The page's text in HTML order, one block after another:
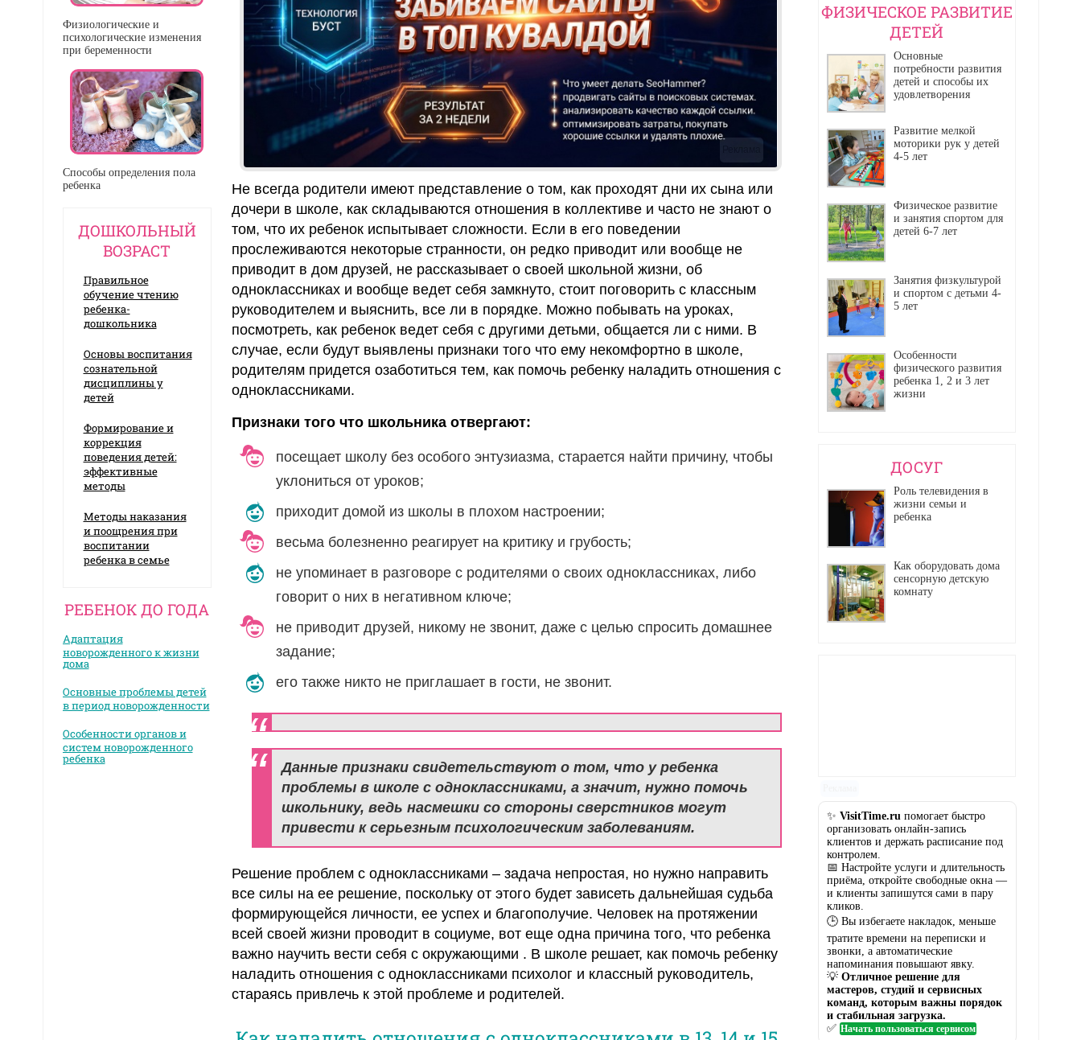
Физиологические и
психологические изменения
при беременности
Способы определения пола
ребенка
ДОШКОЛЬНЫЙ
ВОЗРАСТ
Правильное
обучение чтению
ребенка-
дошкольника
Основы воспитания
сознательной
дисциплины у
детей
Формирование и
коррекция
поведения детей:
эффективные
методы
Методы наказания
и поощрения при
воспитании
ребенка в семье
РЕБЕНОК ДО ГОДА
Адаптация
новорожденного к жизни
дома
Основные проблемы детей
в период новорожденности
Особенности органов и
систем новорожденного
ребенка
Не всегда родители имеют представление о том, как проходят дни их сына или
дочери в школе, как складываются отношения в коллективе и часто не знают о
том, что их ребенок испытывает сложности. Если в его поведении
прослеживаются некоторые странности, он редко приводит или вообще не
приводит в дом друзей, не рассказывает о своей школьной жизни, об
одноклассниках и вообще ведет себя замкнуто, стоит поговорить с классным
руководителем и выяснить, все ли в порядке. Можно побывать на уроках,
посмотреть, как ребенок ведет себя с другими детьми, общается ли с ними. В
случае, если будут выявлены признаки того что ему некомфортно в школе,
родителям придется озаботиться тем, как помочь ребенку наладить отношения с
одноклассниками.
Признаки того что школьника отвергают:
посещает школу без особого энтузиазма, старается найти причину, чтобы
уклониться от уроков;
приходит домой из школы в плохом настроении;
весьма болезненно реагирует на критику и грубость;
не упоминает в разговоре с родителями о своих одноклассниках, либо
говорит о них в негативном ключе;
не приводит друзей, никому не звонит, даже с целью спросить домашнее
задание;
его также никто не приглашает в гости, не звонит.
Данные признаки свидетельствуют о том, что у ребенка
проблемы в школе с одноклассниками, а значит, нужно помочь
школьнику, ведь насмешки со стороны сверстников могут
привести к серьезным психологическим заболеваниям.
Решение проблем с одноклассниками – задача непростая, но нужно направить
все силы на ее решение, поскольку от этого будет зависеть дальнейшая судьба
формирующейся личности, ее успех и благополучие. Человек на протяжении
всей своей жизни проводит в социуме, вот еще одна причина того, что ребенка
важно научить вести себя с окружающими . В школе решает, как помочь ребенку
наладить отношения с одноклассниками психолог и классный руководитель,
стараясь привлечь к этой проблеме и родителей.
ФИЗИЧЕСКОЕ РАЗВИТИЕ
ДЕТЕЙ
Основные
потребности развития
детей и способы их
удовлетворения
Развитие мелкой
моторики рук у детей
4-5 лет
Физическое развитие
и занятия спортом для
детей 6-7 лет
Занятия физкультурой
и спортом с детьми 4-
5 лет
Особенности
физического развития
ребенка 1, 2 и 3 лет
жизни
ДОСУГ
Роль телевидения в
жизни семьи и
ребенка
Как оборудовать дома
сенсорную детскую
комнату
✨ VisitTime.ru помогает быстро
организовать онлайн-запись
клиентов и держать расписание под
контролем.
📅 Настройте услуги и длительность
приёма, откройте свободные окна —
и клиенты запишутся сами в пару
кликов.
🕒 Вы избегаете накладок, меньше
тратите времени на переписки и
звонки, а автоматические
напоминания повышают явку.
💡 Отличное решение для
мастеров, студий и сервисных
команд, которым важны порядок
и стабильная загрузка.
✅ Начать пользоваться сервисом